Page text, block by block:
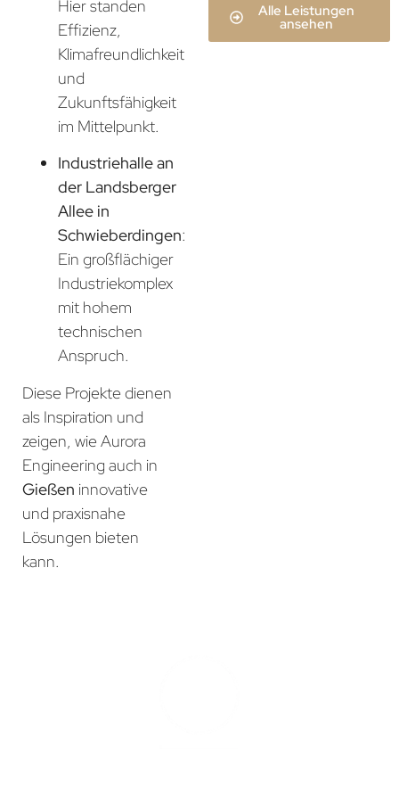
Hier standen
Effizienz,
Klimafreundlichkeit
und
Zukunftsfähigkeit
im Mittelpunkt.
Industriehalle an
der Landsberger
Allee in
Schwieberdingen:
Ein großflächiger
Industriekomplex
mit hohem
technischen
Anspruch.
Diese Projekte dienen
als Inspiration und
zeigen, wie Aurora
Engineering auch in
Gießen innovative
und praxisnahe
Lösungen bieten
kann.
Alle Leistungen
ansehen